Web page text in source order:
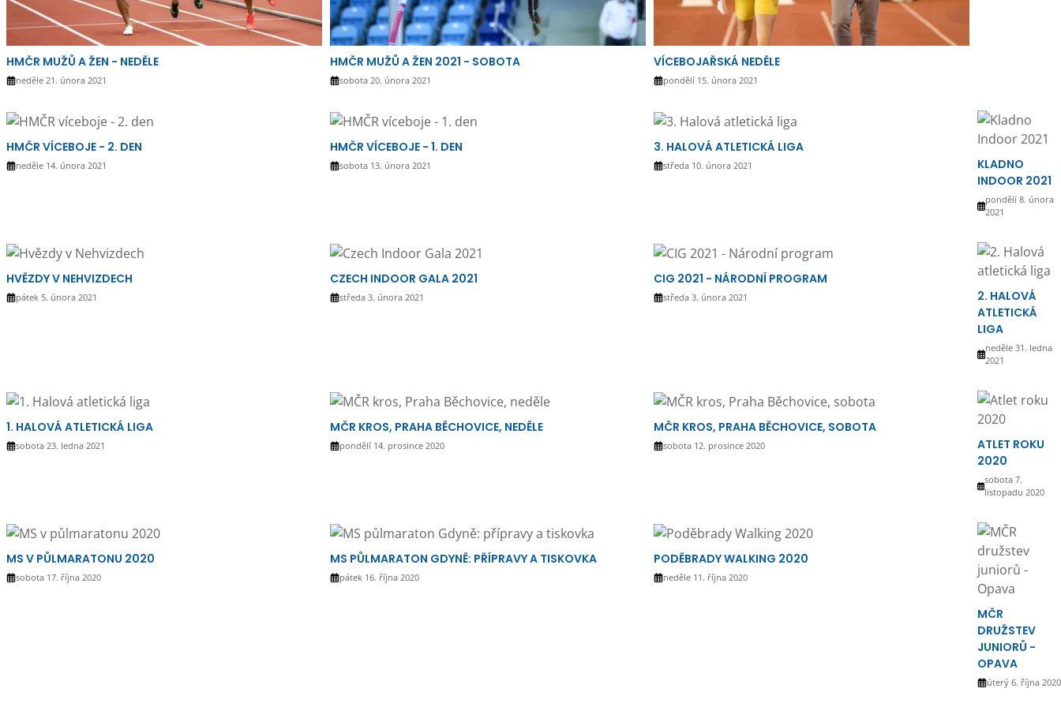
HMČR MUŽŮ A ŽEN - NEDĚLE
neděle 21. února 2021
HMČR MUŽŮ A ŽEN 2021 - SOBOTA
sobota 20. února 2021
VÍCEBOJAŘSKÁ NEDĚLE
pondělí 15. února 2021
HMČR VÍCEBOJE - 2. DEN
neděle 14. února 2021
HMČR VÍCEBOJE - 1. DEN
sobota 13. února 2021
3. HALOVÁ ATLETICKÁ LIGA
středa 10. února 2021
KLADNO
INDOOR 2021
pondělí 8. února
2021
HVĚZDY V NEHVIZDECH
pátek 5. února 2021
CZECH INDOOR GALA 2021
středa 3. února 2021
CIG 2021 - NÁRODNÍ PROGRAM
středa 3. února 2021
2. HALOVÁ
ATLETICKÁ
LIGA
neděle 31. ledna
2021
1. HALOVÁ ATLETICKÁ LIGA
sobota 23. ledna 2021
MČR KROS, PRAHA BĚCHOVICE, NEDĚLE
pondělí 14. prosince 2020
MČR KROS, PRAHA BĚCHOVICE, SOBOTA
sobota 12. prosince 2020
ATLET ROKU
2020
sobota 7.
listopadu 2020
MS V PŮLMARATONU 2020
sobota 17. října 2020
MS PŮLMARATON GDYNĚ: PŘÍPRAVY A TISKOVKA
pátek 16. října 2020
PODĚBRADY WALKING 2020
neděle 11. října 2020
MČR
DRUŽSTEV
JUNIORŮ -
OPAVA
úterý 6. října 2020